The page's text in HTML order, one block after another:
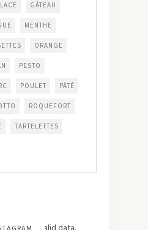
GÂTEAU
MENTHE
ORANGE
PESTO
POULET PÂTÉ
ROQUEFORT
TARTELETTES
invalid data.